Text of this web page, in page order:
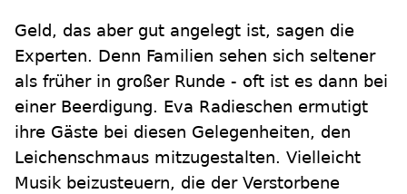
Geld, das aber gut angelegt ist, sagen die
Experten. Denn Familien sehen sich seltener
als früher in großer Runde - oft ist es dann bei
einer Beerdigung. Eva Radieschen ermutigt
ihre Gäste bei diesen Gelegenheiten, den
Leichenschmaus mitzugestalten. Vielleicht
Musik beizusteuern, die der Verstorbene